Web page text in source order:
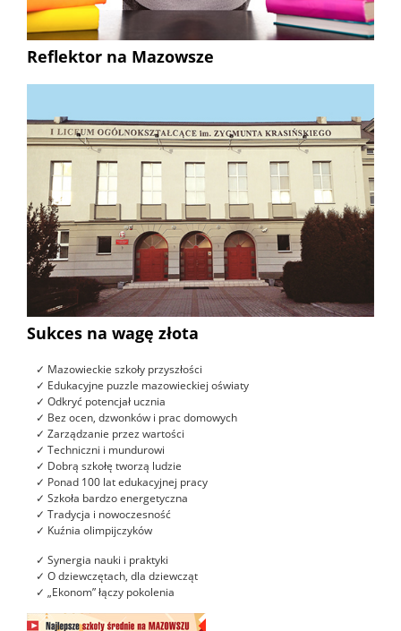
Reflektor na Mazowsze
Sukces na wagę złota
✓ Mazowieckie szkoły przyszłości
✓ Edukacyjne puzzle mazowieckiej oświaty
✓ Odkryć potencjał ucznia
✓ Bez ocen, dzwonków i prac domowych
✓ Zarządzanie przez wartości
✓ Techniczni i mundurowi
✓ Dobrą szkołę tworzą ludzie
✓ Ponad 100 lat edukacyjnej pracy
✓ Szkoła bardzo energetyczna
✓ Tradycja i nowoczesność
✓ Kuźnia olimpijczyków
✓ Synergia nauki i praktyki
✓ O dziewczętach, dla dziewcząt
✓ „Ekonom” łączy pokolenia